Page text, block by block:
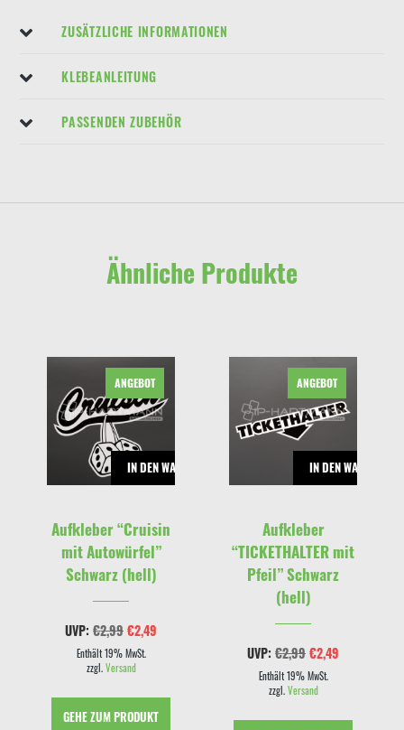
ZUSÄTZLICHE INFORMATIONEN
KLEBEANLEITUNG
PASSENDEN ZUBEHÖR
Ähnliche Produkte
IN DEN WARENKORB
ANGEBOT
Aufkleber “Cruisin
mit Autowürfel”
Schwarz (hell)
UVP: €2,99Ursprünglicher
Preis
war:
€2,99
€2,49
Enthält 19% MwSt.
zzgl.Versand
GEHE ZUM PRODUKT
IN DEN
ANGEBOT
Aufkleber
“TICKETHALTER mit
Pfeil” Schwarz
(hell)
UVP: €2,99Ursprünglicher
Preis
war:
€2,99
€2,49
Enthält 19% MwSt.
zzgl.Versand